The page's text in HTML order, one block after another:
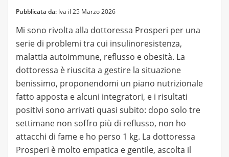
Pubblicata da: Iva il 25 Marzo 2026
Mi sono rivolta alla dottoressa Prosperi per una
serie di problemi tra cui insulinoresistenza,
malattia autoimmune, reflusso e obesità. La
dottoressa è riuscita a gestire la situazione
benissimo, proponendomi un piano nutrizionale
fatto apposta e alcuni integratori, e i risultati
positivi sono arrivati quasi subito: dopo solo tre
settimane non soffro più di reflusso, non ho
attacchi di fame e ho perso 1 kg. La dottoressa
Prosperi è molto empatica e gentile, ascolta il